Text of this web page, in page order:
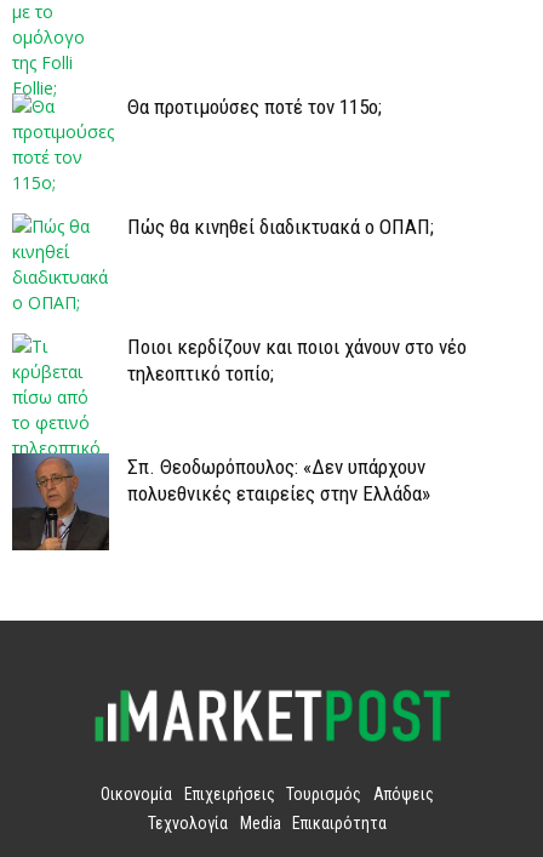
Θα προτιμούσες ποτέ τον 115ο;
Πώς θα κινηθεί διαδικτυακά ο ΟΠΑΠ;
Ποιοι κερδίζουν και ποιοι χάνουν στο νέο
τηλεοπτικό τοπίο;
Σπ. Θεοδωρόπουλος: «Δεν υπάρχουν
πολυεθνικές εταιρείες στην Ελλάδα»
Οικονομία Επιχειρήσεις Τουρισμός
Απόψεις
Τεχνολογία
Media Επικαιρότητα